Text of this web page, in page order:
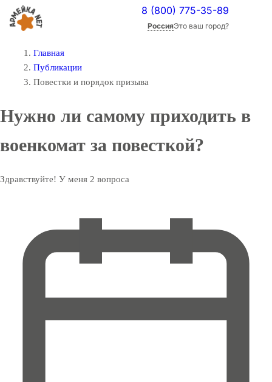
8 (800) 775-35-89
РоссияЭто ваш город?
Главная
Публикации
Повестки и порядок призыва
Нужно ли самому приходить в
военкомат за повесткой?
Здравствуйте! У меня 2 вопроса